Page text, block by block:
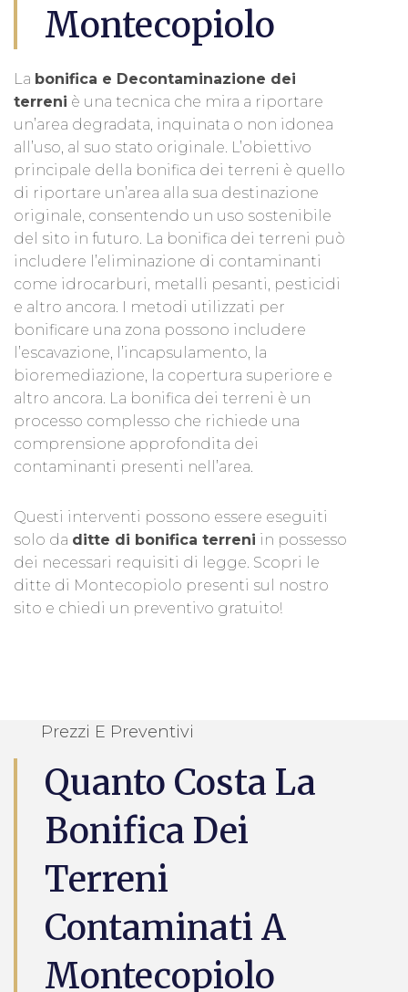
Montecopiolo
La bonifica e Decontaminazione dei
terreni è una tecnica che mira a riportare
un’area degradata, inquinata o non idonea
all’uso, al suo stato originale. L’obiettivo
principale della bonifica dei terreni è quello
di riportare un’area alla sua destinazione
originale, consentendo un uso sostenibile
del sito in futuro. La bonifica dei terreni può
includere l’eliminazione di contaminanti
come idrocarburi, metalli pesanti, pesticidi
e altro ancora. I metodi utilizzati per
bonificare una zona possono includere
l’escavazione, l’incapsulamento, la
bioremediazione, la copertura superiore e
altro ancora. La bonifica dei terreni è un
processo complesso che richiede una
comprensione approfondita dei
contaminanti presenti nell’area.
Questi interventi possono essere eseguiti
solo da ditte di bonifica terreni in possesso
dei necessari requisiti di legge. Scopri le
ditte di Montecopiolo presenti sul nostro
sito e chiedi un preventivo gratuito!
Prezzi E Preventivi
Quanto Costa La
Bonifica Dei
Terreni
Contaminati A
Montecopiolo